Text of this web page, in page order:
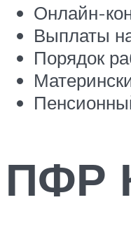
Онлайн-
Выплаты
Порядок
ПФР